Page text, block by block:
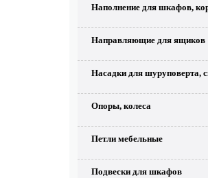
Наполнение для шкафов,
Направляющие для ящиков
Насадки для шуруповерта,
Опоры, колеса
Петли мебельные
Подвески для шкафов